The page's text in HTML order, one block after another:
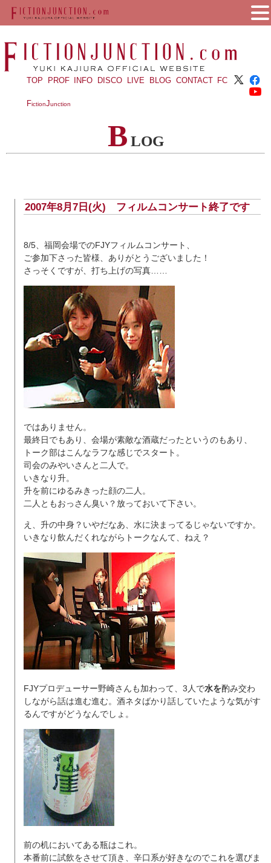
TOP PROF INFO DISCO LIVE BLOG CONTACT FC
FictionJunction
B LOG
2007年8月7日(火) フィルムコンサート終了です
8/5、福岡会場でのFJYフィルムコンサート、
ご参加下さった皆様、ありがとうございました！
さっそくですが、打ち上げの写真……
ではありません。
最終日でもあり、会場が素敵な酒蔵だったというのもあり、
トーク部はこんなラフな感じでスタート。
司会のみやいさんと二人で。
いきなり升。
升を前にゆるみきった顔の二人。
二人ともおっさん臭い？放っておいて下さい。
え、升の中身？いやだなあ、水に決まってるじゃないですか。
いきなり飲んだくれながらトークなんて、ねえ？
FJYプロデューサー野崎さんも加わって、3人で水を酌み交わ
しながら話は進む進む。酒ネタばかり話していたような気がす
るんですがどうなんでしょ。
前の机においてある瓶はこれ。
本番前に試飲をさせて頂き、辛口系が好きなのでこれを選びま